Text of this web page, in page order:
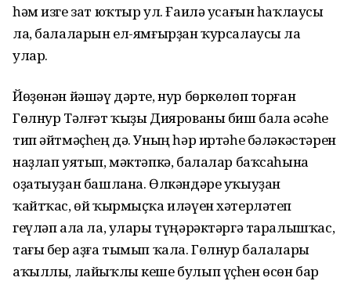
һәм изге зат юҡтыр ул. Ғаилә усағын һаҡлаусы
ла, балаларын ел-ямғырҙан ҡурсалаусы ла
улар.
Йөҙөнән йәшәү дәрте, нур бөркөлөп торған
Гөлнур Тәлғәт ҡыҙы Диярованы биш бала әсәһе
тип әйтмәҫһең дә. Уның һәр иртәһе бәләкәстәрен
наҙлап уятып, мәктәпкә, балалар баҡсаһына
оҙатыуҙан башлана. Өлкәндәре уҡыуҙан
ҡайтҡас, өй ҡырмыҫҡа иләүен хәтерләтеп
геүләп ала ла, улары түңәрәктәргә таралышҡас,
тағы бер аҙға тымып ҡала. Гөлнур балалары
аҡыллы, лайыҡлы кеше булып үҫһен өсөн бар